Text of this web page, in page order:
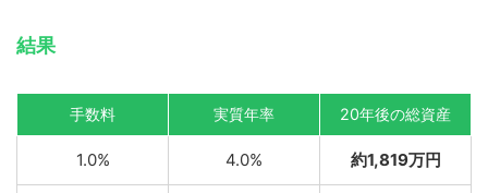
結果
手数料 実質年率 20年後の総資産
1.0% 4.0% 約1,819万円